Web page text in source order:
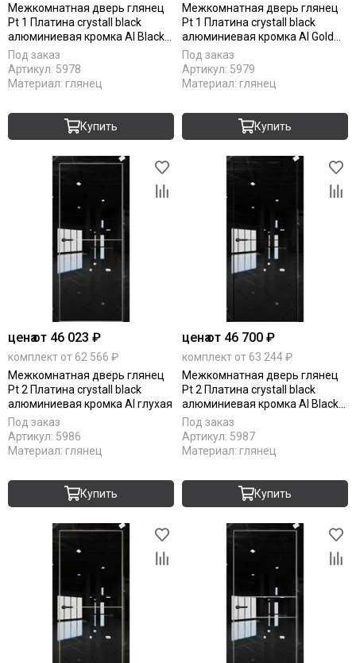
Межкомнатная дверь глянец
Pt 1 Платина crystall black
алюминиевая кромка Al Black
Edition глухая
Под заказ
Артикул: 5978
Материал: глянец
Купить
Межкомнатная дверь глянец
Pt 1 Платина crystall black
алюминиевая кромка Al Gold
Edition глухая
Под заказ
Артикул: 5979
Материал: глянец
Купить
ценаот 46 023 ₽
комплект от 62 566 ₽
Межкомнатная дверь глянец
Pt 2 Платина crystall black
алюминиевая кромка Al глухая
Под заказ
Артикул: 5986
Материал: глянец
Купить
ценаот 46 700 ₽
комплект от 63 244 ₽
Межкомнатная дверь глянец
Pt 2 Платина crystall black
алюминиевая кромка Al Black
Edition глухая
Под заказ
Артикул: 5987
Материал: глянец
Купить